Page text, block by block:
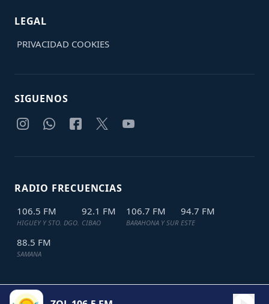
LEGAL
PRIVACIDAD COOKIES
SIGUENOS
RADIO FRECUENCIAS
106.5 FM
HIGUEY Y STO. DGO.
92.1 FM
CIBAO
106.7 FM
BARAHONA Y SUR
94.7 FM
ESTE
88.5 FM
SAMANA